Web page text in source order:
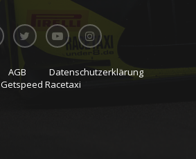
AGB
Datenschutzerklärung
Getspeed Racetaxi